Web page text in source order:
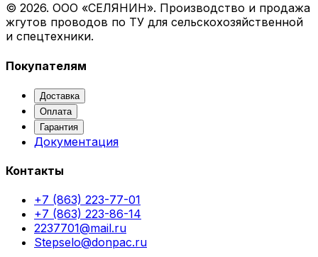
© 2026. ООО «СЕЛЯНИН». Производство и продажа
жгутов проводов по ТУ для сельскохозяйственной
и спецтехники.
Покупателям
Доставка
Оплата
Гарантия
Документация
Контакты
+7 (863) 223-77-01
+7 (863) 223-86-14
2237701@mail.ru
Stepselo@donpac.ru